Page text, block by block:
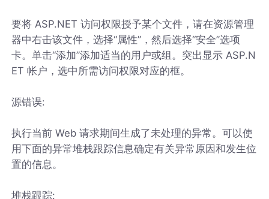
要将 ASP.NET 访问权限授予某个文件，请在资源管理
器中右击该文件，选择“属性”，然后选择“安全”选项
卡。单击“添加”添加适当的用户或组。突出显示 ASP.N
ET 帐户，选中所需访问权限对应的框。
源错误:
执行当前 Web 请求期间生成了未处理的异常。可以使
用下面的异常堆栈跟踪信息确定有关异常原因和发生位
置的信息。
堆栈跟踪: